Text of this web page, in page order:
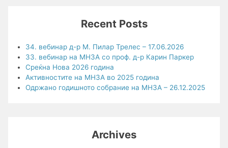
Recent Posts
34. вебинар д-р М. Пилар Трелес – 17.06.2026
33. вебинар на МНЗА со проф. д-р Карин Паркер
Среќна Нова 2026 година
Активностите на МНЗА во 2025 година
Одржано годишното собрание на МНЗА – 26.12.2025
Archives